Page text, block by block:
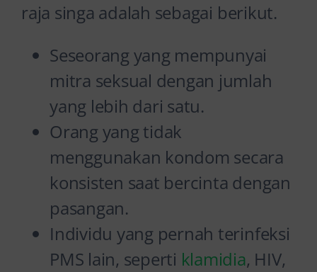
raja singa adalah sebagai berikut.
Seseorang yang mempunyai
mitra seksual dengan jumlah
yang lebih dari satu.
Orang yang tidak
menggunakan kondom secara
konsisten saat bercinta dengan
pasangan.
Individu yang pernah terinfeksi
PMS lain, seperti klamidia, HIV,